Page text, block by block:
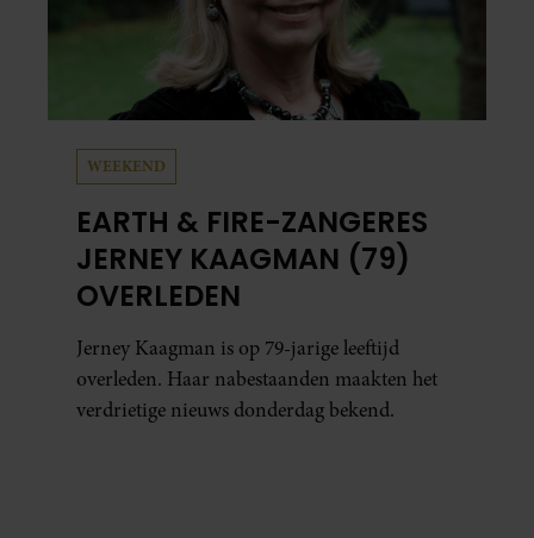
WEEKEND
EARTH & FIRE-ZANGERES
JERNEY KAAGMAN (79)
OVERLEDEN
Jerney Kaagman is op 79-jarige leeftijd
overleden. Haar nabestaanden maakten het
verdrietige nieuws donderdag bekend.